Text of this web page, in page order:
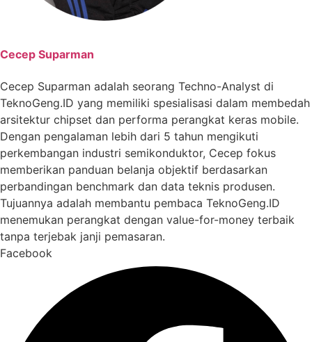
Cecep Suparman
Cecep Suparman adalah seorang Techno-Analyst di
TeknoGeng.ID yang memiliki spesialisasi dalam membedah
arsitektur chipset dan performa perangkat keras mobile.
Dengan pengalaman lebih dari 5 tahun mengikuti
perkembangan industri semikonduktor, Cecep fokus
memberikan panduan belanja objektif berdasarkan
perbandingan benchmark dan data teknis produsen.
Tujuannya adalah membantu pembaca TeknoGeng.ID
menemukan perangkat dengan value-for-money terbaik
tanpa terjebak janji pemasaran.
Facebook